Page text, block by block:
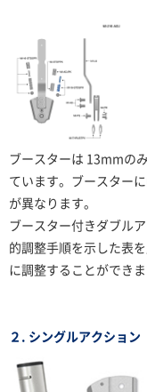
ブースターは 13mmの
ています。ブースター
が異なります。
ブースター付きダブル
的調整手順を示した表
に調整することができま
２. シングルアクション